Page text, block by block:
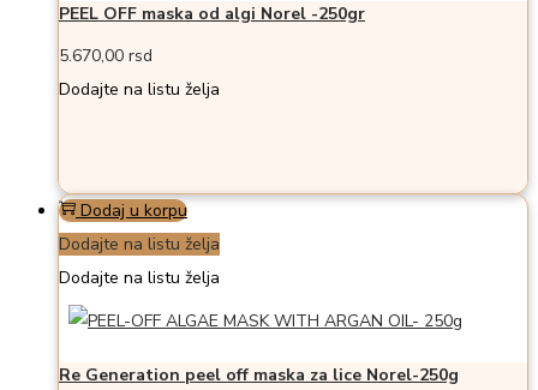
PEEL OFF maska od algi Norel -250gr
5.670,00 rsd
Dodajte na listu želja
Dodaj u korpu
Dodajte na listu želja
Dodajte na listu želja
Re Generation peel off maska za lice Norel-250g